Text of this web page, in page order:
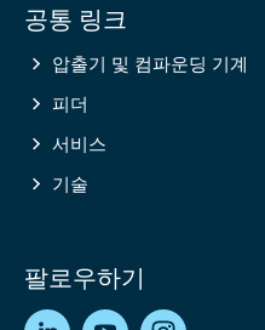
공통 링크
압출기 및 컴파운딩 기계
피더
서비스
기술
팔로우하기
LinkedInYouTube